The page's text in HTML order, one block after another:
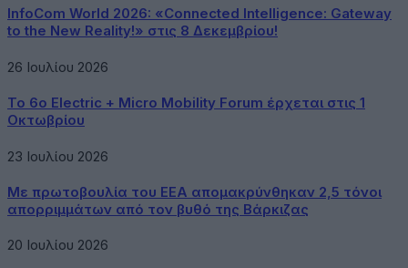
InfoCom World 2026: «Connected Intelligence: Gateway
to the New Reality!» στις 8 Δεκεμβρίου!
26 Ιουλίου 2026
Το 6ο Electric + Micro Mobility Forum έρχεται στις 1
Οκτωβρίου
23 Ιουλίου 2026
Με πρωτοβουλία του ΕΕΑ απομακρύνθηκαν 2,5 τόνοι
απορριμμάτων από τον βυθό της Βάρκιζας
20 Ιουλίου 2026